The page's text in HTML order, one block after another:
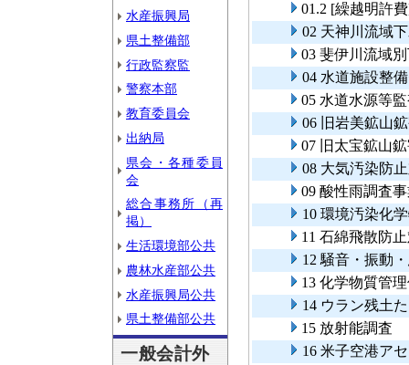
水産振興局
県土整備部
行政監察監
警察本部
教育委員会
出納局
県会・各種委員
会
総合事務所（再
掲）
生活環境部公共
農林水産部公共
水産振興局公共
県土整備部公共
一般会計外
01.2 [繰越明許
02 天神川流域
03 斐伊川流域
04 水道施設整
05 水道水源等
06 旧岩美鉱山
07 旧太宝鉱山
08 大気汚染防
09 酸性雨調査
10 環境汚染化
11 石綿飛散防
12 騒音・振動
13 化学物質管
14 ウラン残土
15 放射能調査
16 米子空港ア